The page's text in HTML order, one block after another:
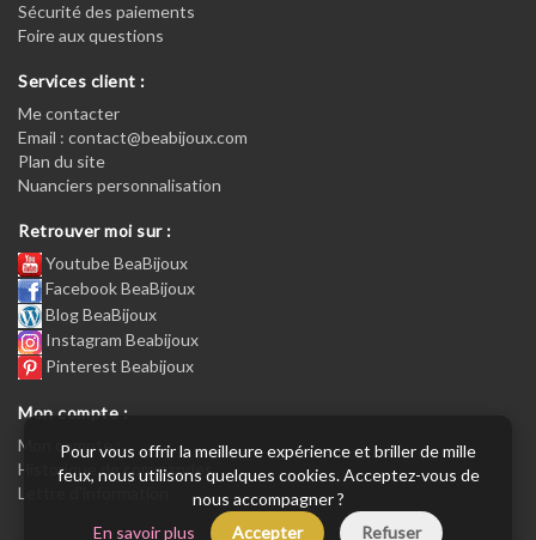
Sécurité des paiements
Foire aux questions
Services client :
Me contacter
Email : contact@beabijoux.com
Plan du site
Nuanciers personnalisation
Retrouver moi sur :
Youtube BeaBijoux
Facebook BeaBijoux
Blog BeaBijoux
Instagram Beabijoux
Pinterest Beabijoux
Mon compte :
Mon compte :
Historique de commandes
Lettre d’information
Pour vous offrir la meilleure expérience et briller de mille
feux, nous utilisons quelques cookies. Acceptez-vous de
nous accompagner ?
En savoir plus
Accepter Refuser